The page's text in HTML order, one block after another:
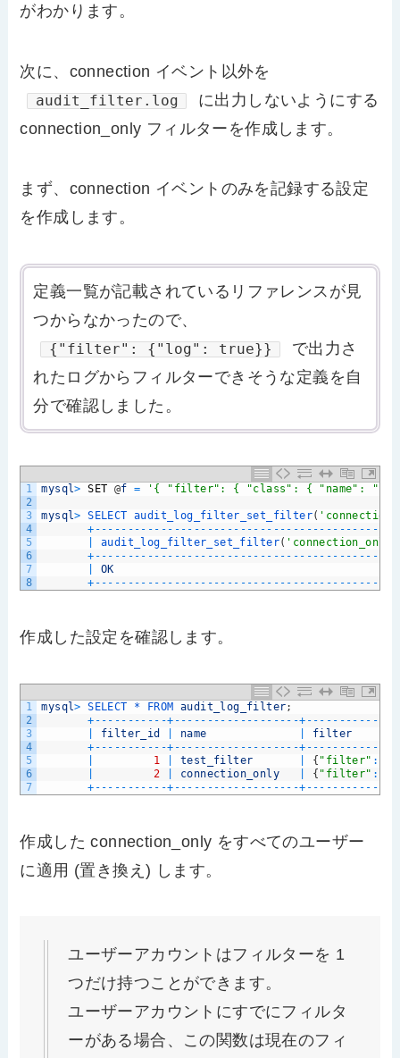
がわかります。
次に、connection イベント以外を
audit_filter.log
に出力しないようにする
connection_only フィルターを作成します。
まず、connection イベントのみを記録する設定
を作成します。
定義一覧が記載されているリファレンスが見
つからなかったので、
{"filter": {"log": true}}
で出力さ
れたログからフィルターできそうな定義を自
分で確認しました。
1
2
3
4
5
6
7
8
mysql> SET @f = '{ "filter": { "class": { "name":
mysql> SELECT audit_log_filter_set_filter(
+ -- -- -- -- -- -- -- -- -- -- -- -- -- -- -- -- -- -- -- -- -- --
audit_log_filter_set_filter( 'connection_only'
+ -- -- -- -- -- -- -- -- -- -- -- -- -- -- -- -- -- -- -- -- -- --
OK
+ -- -- -- -- -- -- -- -- -- -- -- -- -- -- -- -- -- -- -- -- -- --
作成した設定を確認します。
1
2
3
4
5
6
7
mysql> SELECT * FROM audit_log_filter;
+ -- -- -- -- -- -+ -- -- -- -- -- -- -- -- -- -+ -- -- -- -- -- --
filter_id name
filter
+ -- -- -- -- -- -+ -- -- -- -- -- -- -- -- -- -+ -- -- -- -- -- --
1 test_filter { "filter" :
2 connection_only { "filter" :
+ -- -- -- -- -- -+ -- -- -- -- -- -- -- -- -- -+ -- -- -- -- -- --
作成した connection_only をすべてのユーザー
に適用 (置き換え) します。
ユーザーアカウントはフィルターを 1
つだけ持つことができます。
ユーザーアカウントにすでにフィルタ
ーがある場合、この関数は現在のフィ